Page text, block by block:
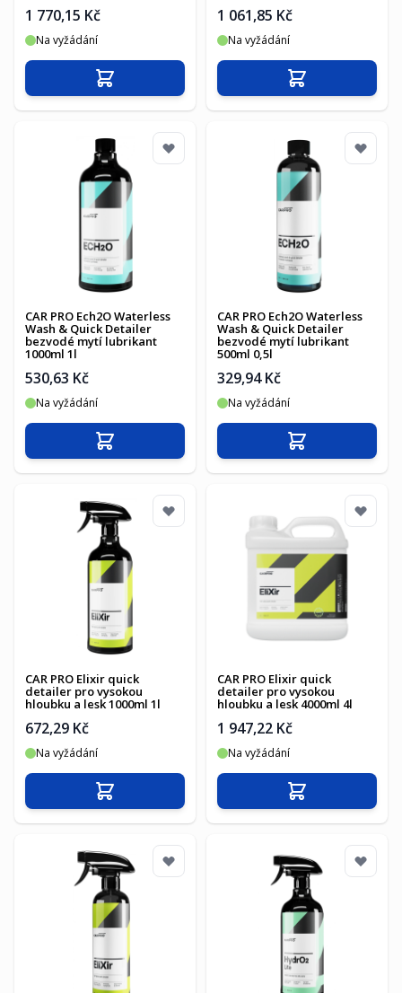
1 770,15 Kč
Na vyžádání
Přidat do košíku
1 061,85 Kč
Na vyžádání
Přidat do košíku
CAR PRO Ech2O Waterless
Wash & Quick Detailer
bezvodé mytí lubrikant
1000ml 1l
530,63 Kč
Na vyžádání
Přidat do košíku
CAR PRO Ech2O Waterless
Wash & Quick Detailer
bezvodé mytí lubrikant
500ml 0,5l
329,94 Kč
Na vyžádání
Přidat do košíku
CAR PRO Elixir quick
detailer pro vysokou
hloubku a lesk 1000ml 1l
672,29 Kč
Na vyžádání
Přidat do košíku
CAR PRO Elixir quick
detailer pro vysokou
hloubku a lesk 4000ml 4l
1 947,22 Kč
Na vyžádání
Přidat do košíku